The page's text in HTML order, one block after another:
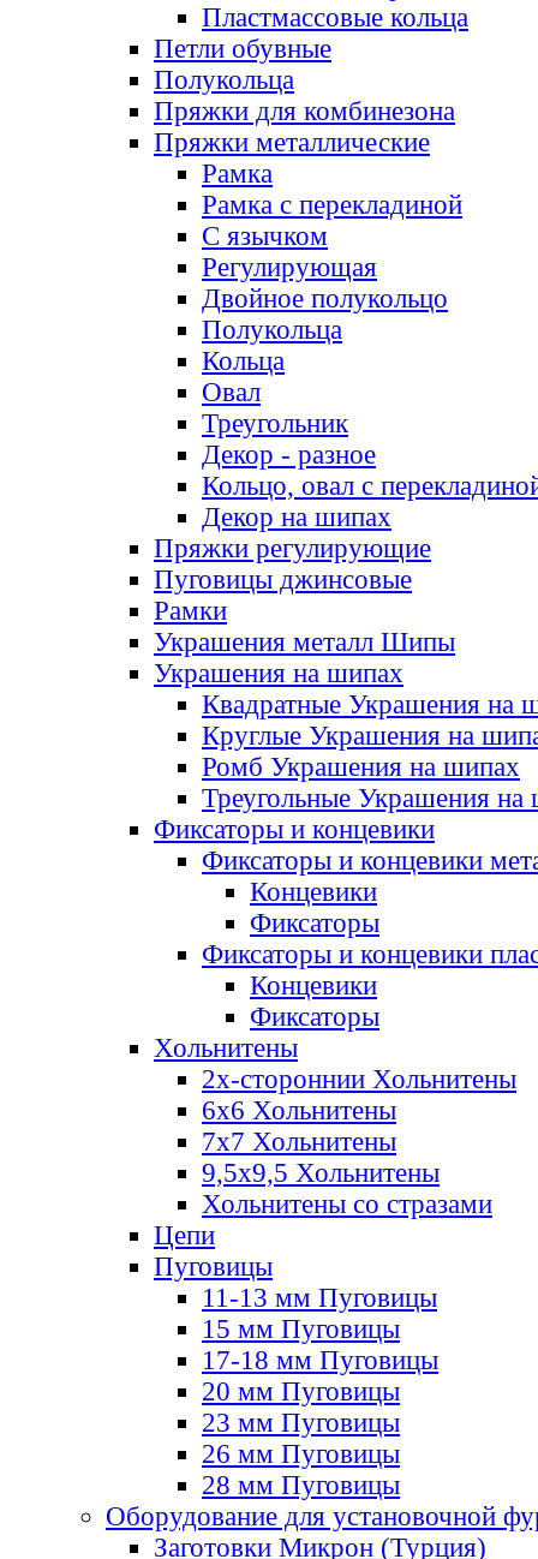
Пластмассовые кольца
Петли обувные
Полукольца
Пряжки для комбинезона
Пряжки металлические
Рамка
Рамка с перекладиной
С язычком
Регулирующая
Двойное полукольцо
Полукольца
Кольца
Овал
Треугольник
Декор - разное
Кольцо, овал с
Декор на шипах
Пряжки регулирующие
Пуговицы джинсовые
Рамки
Украшения металл Шипы
Украшения на шипах
Квадратные Украшения на
Круглые Украшения на
Ромб Украшения на шипах
Треугольные Украшения на
Фиксаторы и концевики
Фиксаторы и концевики
Концевики
Фиксаторы
Фиксаторы и концевики
Концевики
Фиксаторы
Хольнитены
2х-стороннии Хольнитены
6х6 Хольнитены
7х7 Хольнитены
9,5х9,5 Хольнитены
Хольнитены со стразами
Цепи
Пуговицы
11-13 мм Пуговицы
15 мм Пуговицы
17-18 мм Пуговицы
20 мм Пуговицы
23 мм Пуговицы
26 мм Пуговицы
28 мм Пуговицы
Оборудование для установочной
Заготовки Микрон (Турция)